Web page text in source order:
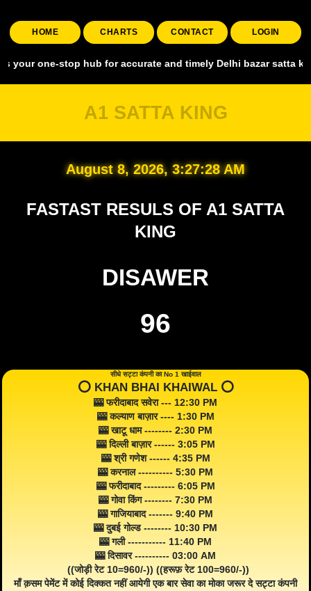
HOME CHARTS CONTACT LOGIN
stop hub for accurate and timely Delhi bazar satta king,
A1 SATTA KING
August 8, 2026, 3:27:29 AM
FASTAST RESULS OF A1 SATTA
KING
DISAWER
96
सीधे सट्टा कंपनी का No 1 खाईवाल
⭕️ KHAN BHAI KHAIWAL ⭕️
🎰 फरीदाबाद सवेरा --- 12:30 PM
🎰 कल्याण बाज़ार ---- 1:30 PM
🎰 खाटू धाम -------- 2:30 PM
🎰 दिल्ली बाज़ार ------ 3:05 PM
🎰 श्री गणेश ------ 4:35 PM
🎰 करनाल ---------- 5:30 PM
🎰 फरीदाबाद --------- 6:05 PM
🎰 गोवा किंग -------- 7:30 PM
🎰 गाजियाबाद ------- 9:40 PM
🎰 दुबई गोल्ड -------- 10:30 PM
🎰 गली ----------- 11:40 PM
🎰 दिसावर ---------- 03:00 AM
((जोड़ी रेट 10=960/-)) ((हरूफ़ रेट 100=960/-))
माँ क़सम पेमेंट में कोई दिक्कत नहीं आयेगी एक बार सेवा का मोका जरूर दे सट्टा कंपनी